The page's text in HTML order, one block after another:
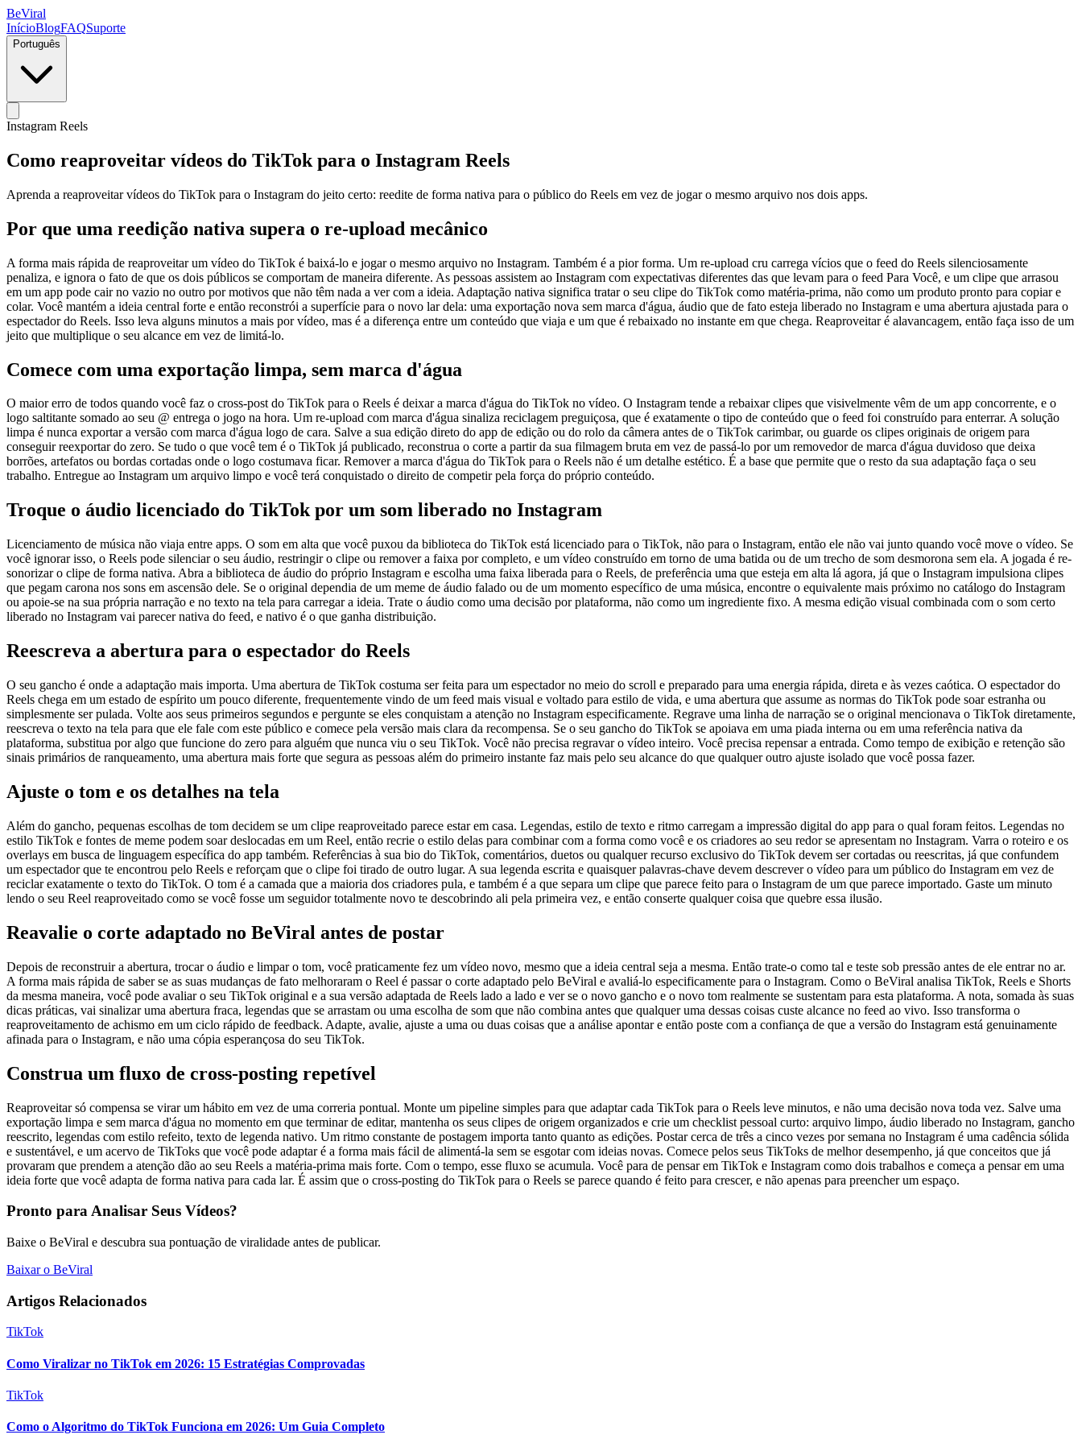
BeViral
InícioBlogFAQSuporte
Português
Instagram Reels
Como reaproveitar vídeos do TikTok para o Instagram Reels
Aprenda a reaproveitar vídeos do TikTok para o Instagram do jeito certo: reedite de forma nativa para o público do Reels em vez de jogar o mesmo arquivo nos dois apps.
Por que uma reedição nativa supera o re-upload mecânico
A forma mais rápida de reaproveitar um vídeo do TikTok é baixá-lo e jogar o mesmo arquivo no Instagram. Também é a pior forma. Um re-upload cru carrega vícios que o feed do Reels silenciosamente
penaliza, e ignora o fato de que os dois públicos se comportam de maneira diferente. As pessoas assistem ao Instagram com expectativas diferentes das que levam para o feed Para Você, e um clipe que arrasou
em um app pode cair no vazio no outro por motivos que não têm nada a ver com a ideia. Adaptação nativa significa tratar o seu clipe do TikTok como matéria-prima, não como um produto pronto para copiar e
colar. Você mantém a ideia central forte e então reconstrói a superfície para o novo lar dela: uma exportação nova sem marca d'água, áudio que de fato esteja liberado no Instagram e uma abertura ajustada para o
espectador do Reels. Isso leva alguns minutos a mais por vídeo, mas é a diferença entre um conteúdo que viaja e um que é rebaixado no instante em que chega. Reaproveitar é alavancagem, então faça isso de um
jeito que multiplique o seu alcance em vez de limitá-lo.
Comece com uma exportação limpa, sem marca d'água
O maior erro de todos quando você faz o cross-post do TikTok para o Reels é deixar a marca d'água do TikTok no vídeo. O Instagram tende a rebaixar clipes que visivelmente vêm de um app concorrente, e o
logo saltitante somado ao seu @ entrega o jogo na hora. Um re-upload com marca d'água sinaliza reciclagem preguiçosa, que é exatamente o tipo de conteúdo que o feed foi construído para enterrar. A solução
limpa é nunca exportar a versão com marca d'água logo de cara. Salve a sua edição direto do app de edição ou do rolo da câmera antes de o TikTok carimbar, ou guarde os clipes originais de origem para
conseguir reexportar do zero. Se tudo o que você tem é o TikTok já publicado, reconstrua o corte a partir da sua filmagem bruta em vez de passá-lo por um removedor de marca d'água duvidoso que deixa
borrões, artefatos ou bordas cortadas onde o logo costumava ficar. Remover a marca d'água do TikTok para o Reels não é um detalhe estético. É a base que permite que o resto da sua adaptação faça o seu
trabalho. Entregue ao Instagram um arquivo limpo e você terá conquistado o direito de competir pela força do próprio conteúdo.
Troque o áudio licenciado do TikTok por um som liberado no Instagram
Licenciamento de música não viaja entre apps. O som em alta que você puxou da biblioteca do TikTok está licenciado para o TikTok, não para o Instagram, então ele não vai junto quando você move o vídeo. Se
você ignorar isso, o Reels pode silenciar o seu áudio, restringir o clipe ou remover a faixa por completo, e um vídeo construído em torno de uma batida ou de um trecho de som desmorona sem ela. A jogada é re-
sonorizar o clipe de forma nativa. Abra a biblioteca de áudio do próprio Instagram e escolha uma faixa liberada para o Reels, de preferência uma que esteja em alta lá agora, já que o Instagram impulsiona clipes
que pegam carona nos sons em ascensão dele. Se o original dependia de um meme de áudio falado ou de um momento específico de uma música, encontre o equivalente mais próximo no catálogo do Instagram
ou apoie-se na sua própria narração e no texto na tela para carregar a ideia. Trate o áudio como uma decisão por plataforma, não como um ingrediente fixo. A mesma edição visual combinada com o som certo
liberado no Instagram vai parecer nativa do feed, e nativo é o que ganha distribuição.
Reescreva a abertura para o espectador do Reels
O seu gancho é onde a adaptação mais importa. Uma abertura de TikTok costuma ser feita para um espectador no meio do scroll e preparado para uma energia rápida, direta e às vezes caótica. O espectador do
Reels chega em um estado de espírito um pouco diferente, frequentemente vindo de um feed mais visual e voltado para estilo de vida, e uma abertura que assume as normas do TikTok pode soar estranha ou
simplesmente ser pulada. Volte aos seus primeiros segundos e pergunte se eles conquistam a atenção no Instagram especificamente. Regrave uma linha de narração se o original mencionava o TikTok diretamente,
reescreva o texto na tela para que ele fale com este público e comece pela versão mais clara da recompensa. Se o seu gancho do TikTok se apoiava em uma piada interna ou em uma referência nativa da
plataforma, substitua por algo que funcione do zero para alguém que nunca viu o seu TikTok. Você não precisa regravar o vídeo inteiro. Você precisa repensar a entrada. Como tempo de exibição e retenção são
sinais primários de ranqueamento, uma abertura mais forte que segura as pessoas além do primeiro instante faz mais pelo seu alcance do que qualquer outro ajuste isolado que você possa fazer.
Ajuste o tom e os detalhes na tela
Além do gancho, pequenas escolhas de tom decidem se um clipe reaproveitado parece estar em casa. Legendas, estilo de texto e ritmo carregam a impressão digital do app para o qual foram feitos. Legendas no
estilo TikTok e fontes de meme podem soar deslocadas em um Reel, então recrie o estilo delas para combinar com a forma como você e os criadores ao seu redor se apresentam no Instagram. Varra o roteiro e os
overlays em busca de linguagem específica do app também. Referências à sua bio do TikTok, comentários, duetos ou qualquer recurso exclusivo do TikTok devem ser cortadas ou reescritas, já que confundem
um espectador que te encontrou pelo Reels e reforçam que o clipe foi tirado de outro lugar. A sua legenda escrita e quaisquer palavras-chave devem descrever o vídeo para um público do Instagram em vez de
reciclar exatamente o texto do TikTok. O tom é a camada que a maioria dos criadores pula, e também é a que separa um clipe que parece feito para o Instagram de um que parece importado. Gaste um minuto
lendo o seu Reel reaproveitado como se você fosse um seguidor totalmente novo te descobrindo ali pela primeira vez, e então conserte qualquer coisa que quebre essa ilusão.
Reavalie o corte adaptado no BeViral antes de postar
Depois de reconstruir a abertura, trocar o áudio e limpar o tom, você praticamente fez um vídeo novo, mesmo que a ideia central seja a mesma. Então trate-o como tal e teste sob pressão antes de ele entrar no ar.
A forma mais rápida de saber se as suas mudanças de fato melhoraram o Reel é passar o corte adaptado pelo BeViral e avaliá-lo especificamente para o Instagram. Como o BeViral analisa TikTok, Reels e Shorts
da mesma maneira, você pode avaliar o seu TikTok original e a sua versão adaptada de Reels lado a lado e ver se o novo gancho e o novo tom realmente se sustentam para esta plataforma. A nota, somada às suas
dicas práticas, vai sinalizar uma abertura fraca, legendas que se arrastam ou uma escolha de som que não combina antes que qualquer uma dessas coisas custe alcance no feed ao vivo. Isso transforma o
reaproveitamento de achismo em um ciclo rápido de feedback. Adapte, avalie, ajuste a uma ou duas coisas que a análise apontar e então poste com a confiança de que a versão do Instagram está genuinamente
afinada para o Instagram, e não uma cópia esperançosa do seu TikTok.
Construa um fluxo de cross-posting repetível
Reaproveitar só compensa se virar um hábito em vez de uma correria pontual. Monte um pipeline simples para que adaptar cada TikTok para o Reels leve minutos, e não uma decisão nova toda vez. Salve uma
exportação limpa e sem marca d'água no momento em que terminar de editar, mantenha os seus clipes de origem organizados e crie um checklist pessoal curto: arquivo limpo, áudio liberado no Instagram, gancho
reescrito, legendas com estilo refeito, texto de legenda nativo. Um ritmo constante de postagem importa tanto quanto as edições. Postar cerca de três a cinco vezes por semana no Instagram é uma cadência sólida
e sustentável, e um acervo de TikToks que você pode adaptar é a forma mais fácil de alimentá-la sem se esgotar com ideias novas. Comece pelos seus TikToks de melhor desempenho, já que conceitos que já
provaram que prendem a atenção dão ao seu Reels a matéria-prima mais forte. Com o tempo, esse fluxo se acumula. Você para de pensar em TikTok e Instagram como dois trabalhos e começa a pensar em uma
ideia forte que você adapta de forma nativa para cada lar. É assim que o cross-posting do TikTok para o Reels se parece quando é feito para crescer, e não apenas para preencher um espaço.
Pronto para Analisar Seus Vídeos?
Baixe o BeViral e descubra sua pontuação de viralidade antes de publicar.
Baixar o BeViral
Artigos Relacionados
TikTok
Como Viralizar no TikTok em 2026: 15 Estratégias Comprovadas
TikTok
Como o Algoritmo do TikTok Funciona em 2026: Um Guia Completo